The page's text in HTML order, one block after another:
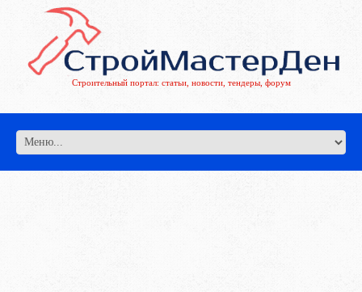
Строительный портал: статьи, новости, тендеры, форум